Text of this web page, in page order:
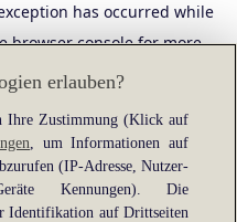
has occurred while
browser consolefor more
erlauben?
Ihre Zustimmung (Klick auf
, um Informationen auf
(IP-Adresse, Nutzer-
Kennungen). Die
Identifikation auf Drittseiten